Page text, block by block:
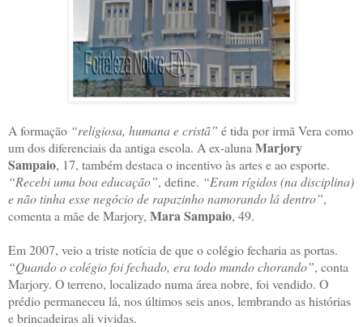
A formação “religiosa, humana e cristã” é tida por irmã Vera como
um dos diferenciais da antiga escola. A ex-aluna Marjory
Sampaio, 17, também destaca o incentivo às artes e ao esporte.
“Recebi uma boa educação”, define. “Eram rígidos (na disciplina)
e não tinha esse negócio de rapazinho namorando lá dentro”,
comenta a mãe de Marjory, Mara Sampaio, 49.
Em 2007, veio a triste notícia de que o colégio fecharia as portas.
“Quando o colégio foi fechado, era todo mundo chorando”, conta
Marjory. O terreno, localizado numa área nobre, foi vendido. O
prédio permaneceu lá, nos últimos seis anos, lembrando as histórias
e brincadeiras ali vividas.